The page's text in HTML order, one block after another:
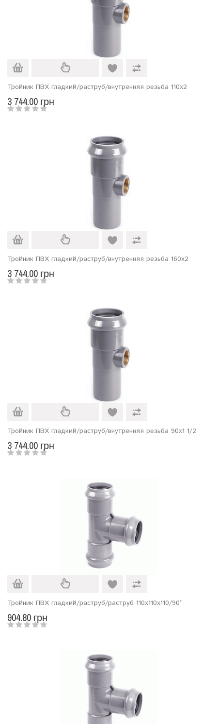
Тройник ПВХ гладкий/раструб/внутренняя резьба 110х2
3 744.00 грн
Тройник ПВХ гладкий/раструб/внутренняя резьба 160х2
3 744.00 грн
Тройник ПВХ гладкий/раструб/внутренняя резьба 90x1 1/2
3 744.00 грн
Тройник ПВХ гладкий/раструб/раструб 110х110х110/90°
904.80 грн